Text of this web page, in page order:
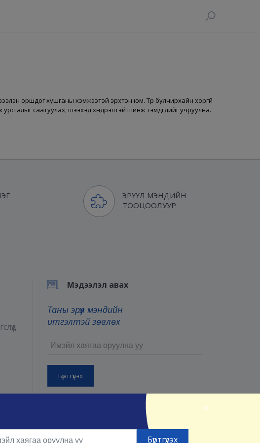
оршдог хушганы хэмжээтэй эрхтэн юм. Түрүү булчирхайн хоргүй
саатуулах, шээхэд хүндрэлтэй шинж тэмдгүүдийг учруулна.
ЭРҮҮЛ МЭНДИЙН
ТООЦООЛУУР
Мэдээлэл авах
Таны эрүүл мэндийн
итгэлтэй зөвлөх
Үйлчилгээний нөхцөл
зөвшөөрсөнд тооцно.